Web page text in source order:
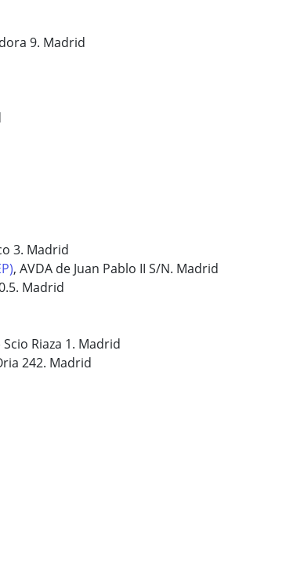
9. Madrid
3. Madrid
, AVDA de Juan Pablo II S/N. Madrid
Madrid
Riaza 1. Madrid
242. Madrid